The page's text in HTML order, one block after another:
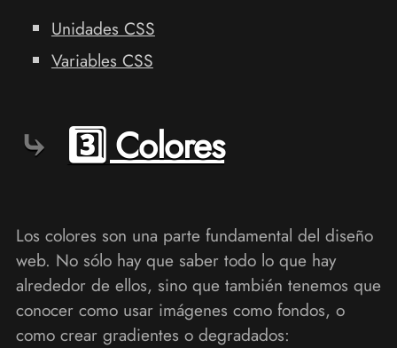
Unidades CSS
Variables CSS
3️⃣ Colores
Los colores son una parte fundamental del diseño
web. No sólo hay que saber todo lo que hay
alrededor de ellos, sino que también tenemos que
conocer como usar imágenes como fondos, o
como crear gradientes o degradados: